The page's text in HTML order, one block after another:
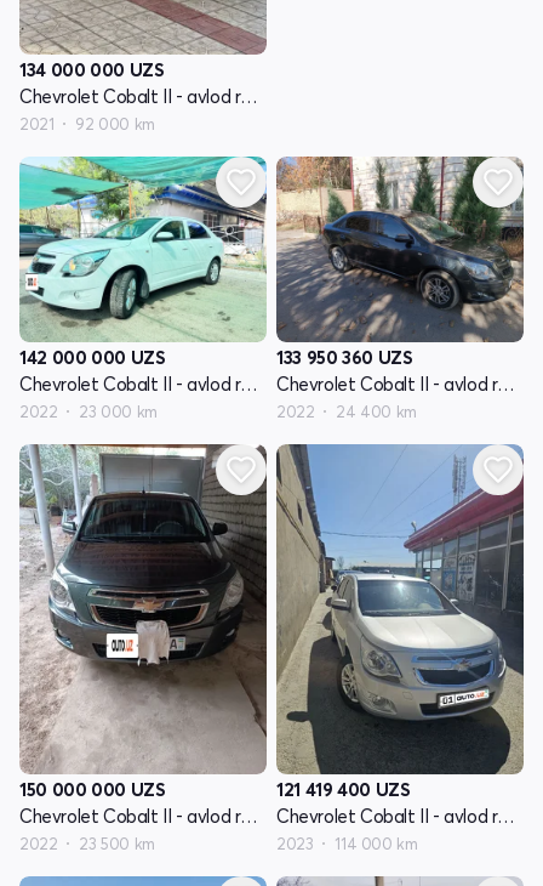
134 000 000 UZS
Chevrolet Cobalt II - avlod restayling
2021 92 000 km
142 000 000 UZS
Chevrolet Cobalt II - avlod restayling
2022 23 000 km
133 950 360 UZS
Chevrolet Cobalt II - avlod restayling
2022 24 400 km
150 000 000 UZS
Chevrolet Cobalt II - avlod restayling
2022 23 500 km
121 419 400 UZS
Chevrolet Cobalt II - avlod restayling
2023 114 000 km